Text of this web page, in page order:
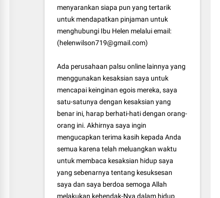
menyarankan siapa pun yang tertarik
untuk mendapatkan pinjaman untuk
menghubungi Ibu Helen melalui email:
(helenwilson719@gmail.com)
Ada perusahaan palsu online lainnya yang
menggunakan kesaksian saya untuk
mencapai keinginan egois mereka, saya
satu-satunya dengan kesaksian yang
benar ini, harap berhati-hati dengan orang-
orang ini. Akhirnya saya ingin
mengucapkan terima kasih kepada Anda
semua karena telah meluangkan waktu
untuk membaca kesaksian hidup saya
yang sebenarnya tentang kesuksesan
saya dan saya berdoa semoga Allah
melakukan kehendak-Nya dalam hidup